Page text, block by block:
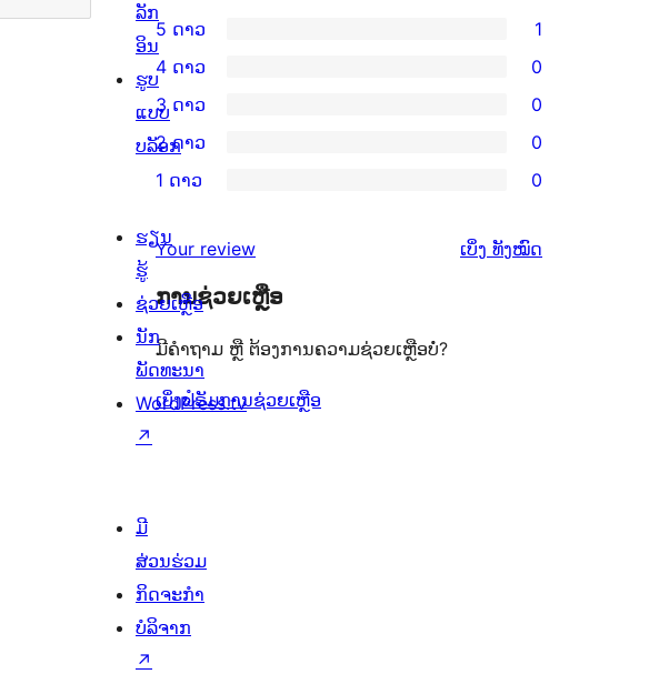
ການ
ວິຈານ
5
ດາວ
ຈຳນວນ
ລາຍການ
5 ດາວ 1
ການ
ວິຈານ
4
ດາວ
0
ລາຍການ
4 ດາວ 0
ການ
ວິຈານ
3
ຈຳນວນ
0
ລາຍການ
3 ດາວ 0
ການ
ວິຈານ
ດາວ
ຈຳນວນ
ລາຍການ
2 ດາວ 0
ວິຈານ
1
ດາວ
ຈຳນວນ
0
ລາຍການ
1 ດາວ 0
Your review ເບິ່ງ ຄຳ
ທັງໝົດ
ການຊ່ວຍເຫຼືອ
ມີຄຳຖາມ ຫຼື ຕ້ອງການຄວາມຊ່ວຍເຫຼືອບໍ່?
ເບິ່ງຟໍຣັມການຊ່ວຍເຫຼືອ
ລັກ
ອິນ
ຮູບ
ແບບ
ບລັອກ
ຮຽນ
ຮູ້
ຊ່ວຍເຫຼືອ
ນັກ
ພັດທະນາ
WordPress.tv
↗
ມີ
ສ່ວນຮ່ວມ
ກິດຈະກຳ
ບໍລິຈາກ
↗